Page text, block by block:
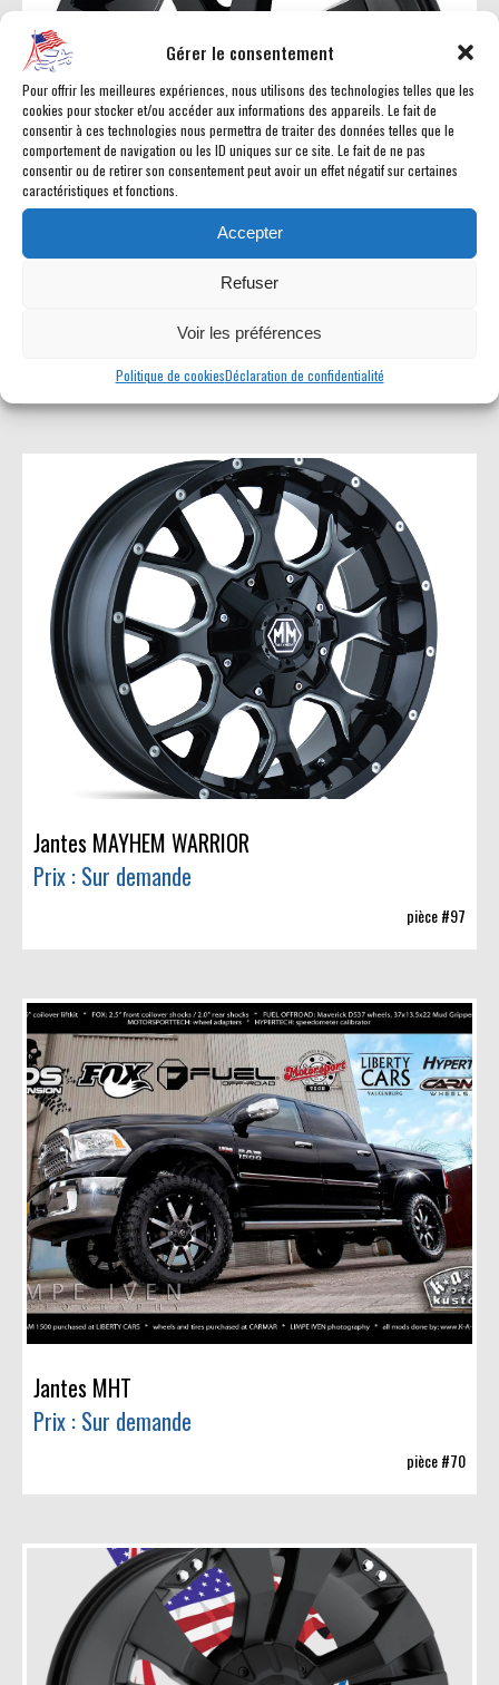
Gérer le consentement
Pour offrir les meilleures expériences, nous utilisons des technologies telles que les
cookies pour stocker et/ou accéder aux informations des appareils. Le fait de
consentir à ces technologies nous permettra de traiter des données telles que le
comportement de navigation ou les ID uniques sur ce site. Le fait de ne pas
consentir ou de retirer son consentement peut avoir un effet négatif sur certaines
caractéristiques et fonctions.
Accepter
Refuser
Voir les préférences
Politique de cookiesDéclaration de confidentialité
Prix : sur demande
Jantes MAYHEM WARRIOR
Prix : Sur demande
pièce #97
Jantes MHT
Prix : Sur demande
pièce #70